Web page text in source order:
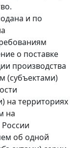
и по
о поставке
производства
(субъектами)
на территориях
на
об одной